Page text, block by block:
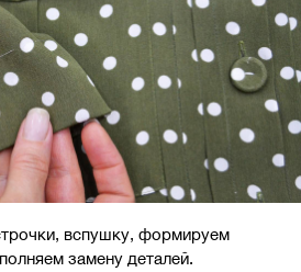
вспушку, формируем
замену деталей.